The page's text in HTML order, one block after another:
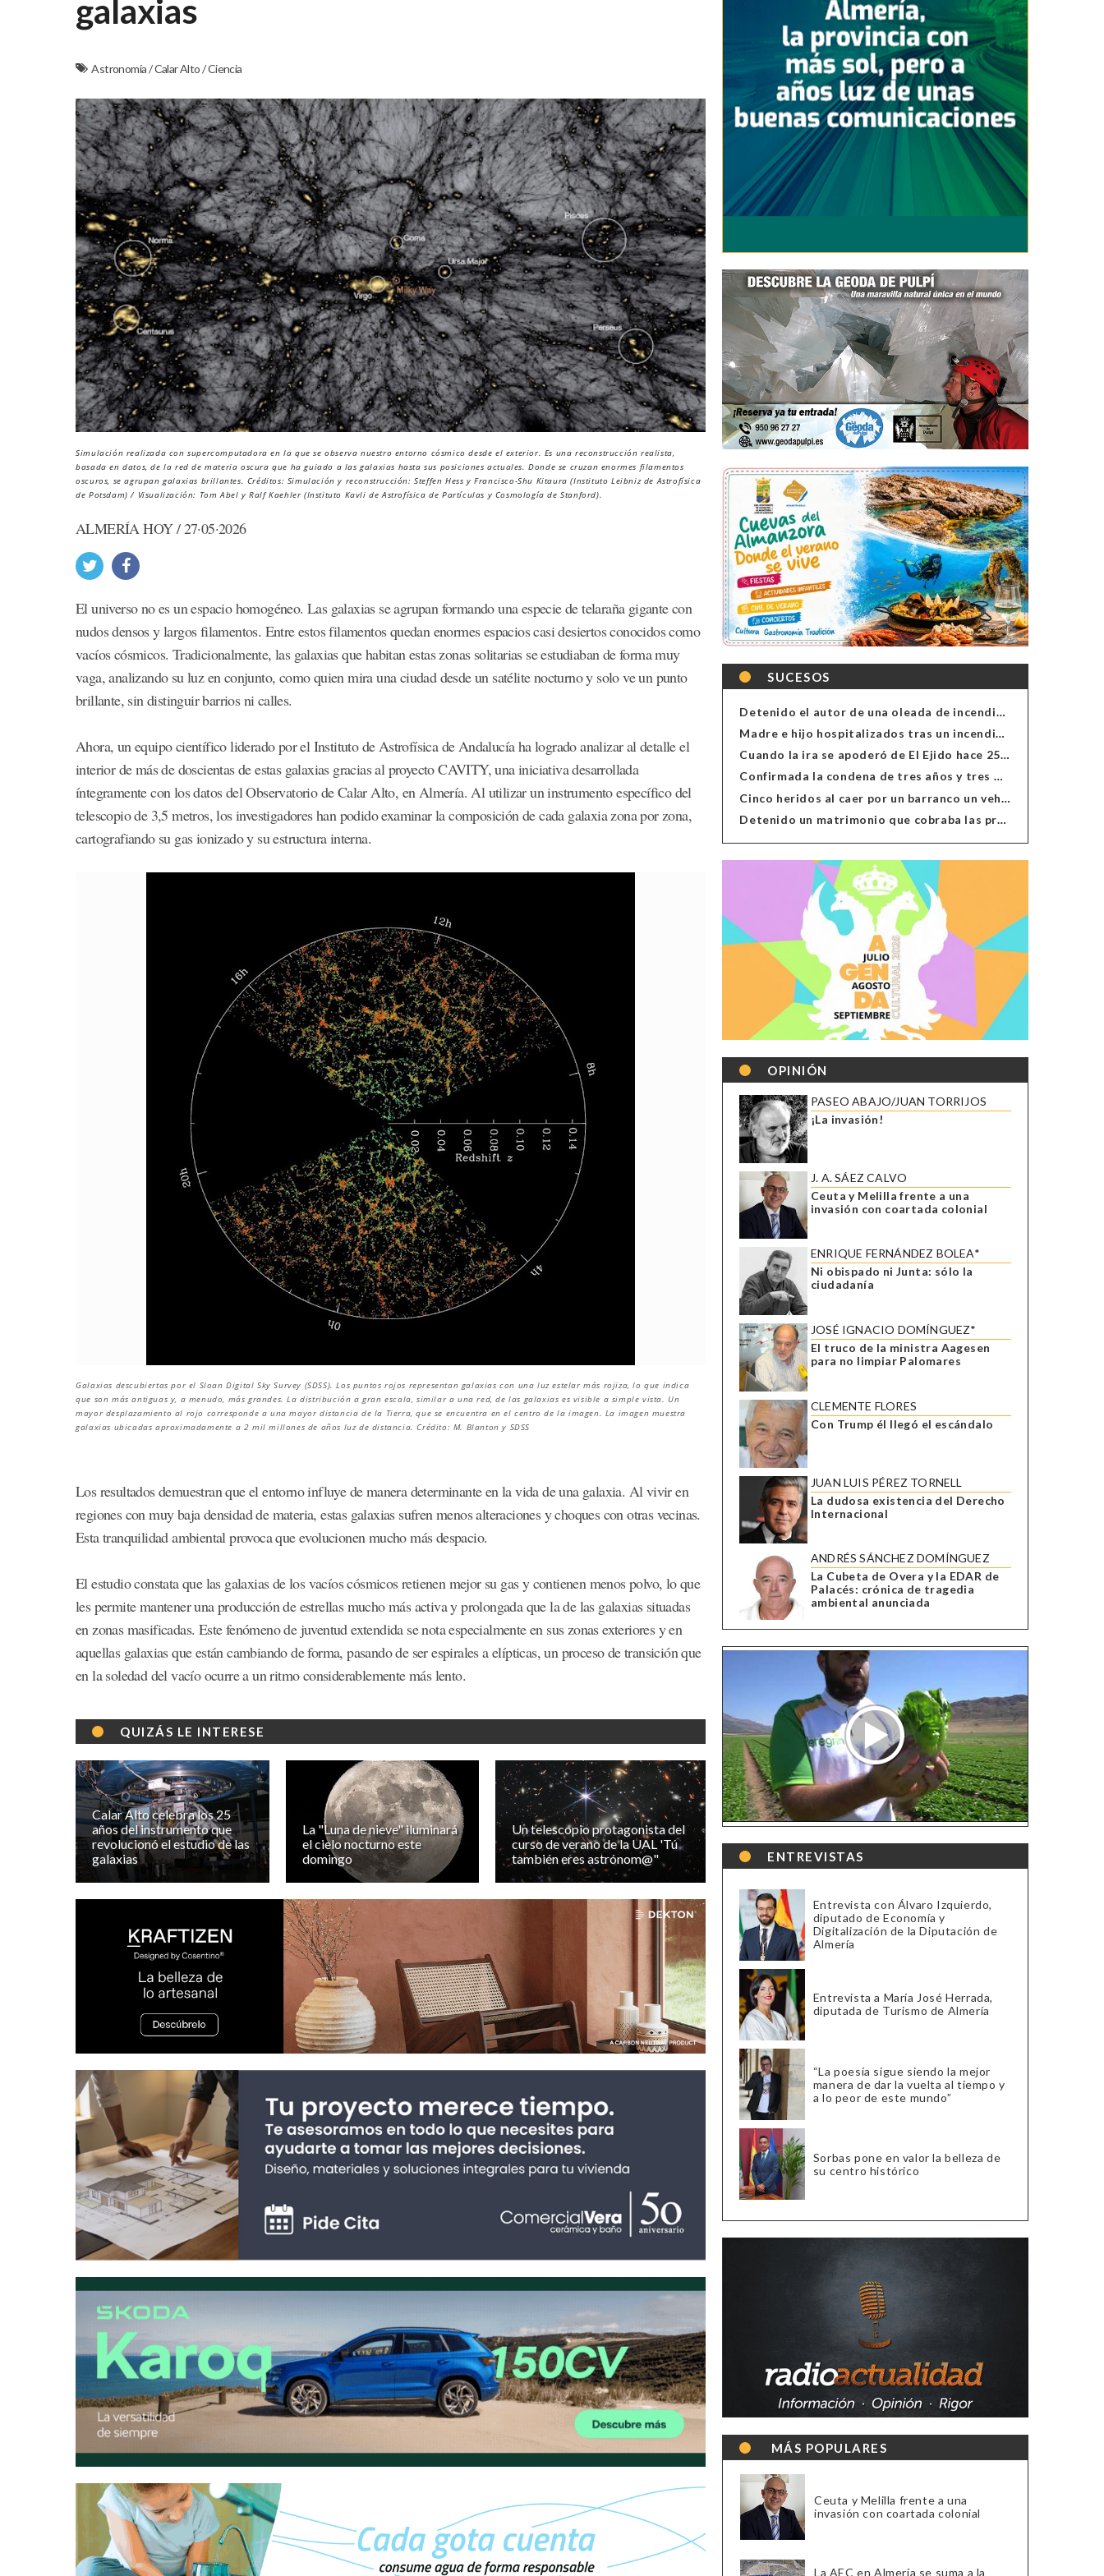
galaxias
Astronomía/Calar Alto/Ciencia
Simulación realizada con supercomputadora en la que se observa nuestro entorno cósmico desde el exterior. Es una reconstrucción realista,
basada en datos, de la red de materia oscura que ha guiado a las galaxias hasta sus posiciones actuales. Donde se cruzan enormes filamentos
oscuros, se agrupan galaxias brillantes. Créditos: Simulación y reconstrucción: Steffen Hess y Francisco-Shu Kitaura (Instituto Leibniz de Astrofísica
de Potsdam) / Visualización: Tom Abel y Ralf Kaehler (Instituto Kavli de Astrofísica de Partículas y Cosmología de Stanford).
ALMERÍA HOY / 27·05·2026
El universo no es un espacio homogéneo. Las galaxias se agrupan formando una especie de telaraña gigante con
nudos densos y largos filamentos. Entre estos filamentos quedan enormes espacios casi desiertos conocidos como
vacíos cósmicos. Tradicionalmente, las galaxias que habitan estas zonas solitarias se estudiaban de forma muy
vaga, analizando su luz en conjunto, como quien mira una ciudad desde un satélite nocturno y solo ve un punto
brillante, sin distinguir barrios ni calles.
Ahora, un equipo científico liderado por el Instituto de Astrofísica de Andalucía ha logrado analizar al detalle el
interior de más de doscientas de estas galaxias gracias al proyecto CAVITY, una iniciativa desarrollada
íntegramente con los datos del Observatorio de Calar Alto, en Almería. Al utilizar un instrumento específico del
telescopio de 3,5 metros, los investigadores han podido examinar la composición de cada galaxia zona por zona,
cartografiando su gas ionizado y su estructura interna.
Galaxias descubiertas por el Sloan Digital Sky Survey (SDSS). Los puntos rojos representan galaxias con una luz estelar más rojiza, lo que indica
que son más antiguas y, a menudo, más grandes. La distribución a gran escala, similar a una red, de las galaxias es visible a simple vista. Un
mayor desplazamiento al rojo corresponde a una mayor distancia de la Tierra, que se encuentra en el centro de la imagen. La imagen muestra
galaxias ubicadas aproximadamente a 2 mil millones de años luz de distancia. Crédito: M. Blanton y SDSS
Los resultados demuestran que el entorno influye de manera determinante en la vida de una galaxia. Al vivir en
regiones con muy baja densidad de materia, estas galaxias sufren menos alteraciones y choques con otras vecinas.
Esta tranquilidad ambiental provoca que evolucionen mucho más despacio.
El estudio constata que las galaxias de los vacíos cósmicos retienen mejor su gas y contienen menos polvo, lo que
les permite mantener una producción de estrellas mucho más activa y prolongada que la de las galaxias situadas
en zonas masificadas. Este fenómeno de juventud extendida se nota especialmente en sus zonas exteriores y en
aquellas galaxias que están cambiando de forma, pasando de ser espirales a elípticas, un proceso de transición que
en la soledad del vacío ocurre a un ritmo considerablemente más lento.
QUIZÁS LE INTERESE
Calar Alto celebra los 25
años del instrumento que
revolucionó el estudio de las
galaxias
La "Luna de nieve" iluminará
el cielo nocturno este
domingo
Un telescopio protagonista del
curso de verano de la UAL 'Tú
también eres astrónom@"
SUCESOS
Detenido el autor de una oleada de incendios de contenedores en Almería
Madre e hijo hospitalizados tras un incendio en la cocina de una vivienda en Almería
Cuando la ira se apoderó de El Ejido hace 25 años
Confirmada la condena de tres años y tres meses al hombre de Antas acusado de xenofobia
Cinco heridos al caer por un barranco un vehículo en Alcolea
Detenido un matrimonio que cobraba las prestaciones de ilegales en Almería, Granada, Málaga, Huelva y Murcia
OPINIÓN
PASEO ABAJO/JUAN TORRIJOS
¡La invasión!
J. A. SÁEZ CALVO
Ceuta y Melilla frente a una
invasión con coartada colonial
ENRIQUE FERNÁNDEZ BOLEA*
Ni obispado ni Junta: sólo la
ciudadanía
JOSÉ IGNACIO DOMÍNGUEZ*
El truco de la ministra Aagesen
para no limpiar Palomares
CLEMENTE FLORES
Con Trump él llegó el escándalo
JUAN LUIS PÉREZ TORNELL
La dudosa existencia del Derecho
Internacional
ANDRÉS SÁNCHEZ DOMÍNGUEZ
La Cubeta de Overa y la EDAR de
Palacés: crónica de tragedia
ambiental anunciada
ENTREVISTAS
Entrevista con Álvaro Izquierdo,
diputado de Economía y
Digitalización de la Diputación de
Almería
Entrevista a María José Herrada,
diputada de Turismo de Almería
“La poesía sigue siendo la mejor
manera de dar la vuelta al tiempo y
a lo peor de este mundo”
Sorbas pone en valor la belleza de
su centro histórico
MÁS POPULARES
Ceuta y Melilla frente a una
invasión con coartada colonial
La AEC en Almería se suma a la